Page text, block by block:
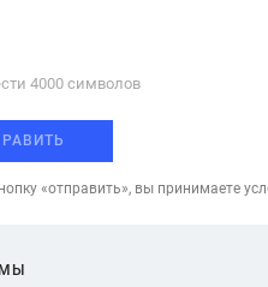
4000 cимволов
«отправить», вы принимаете